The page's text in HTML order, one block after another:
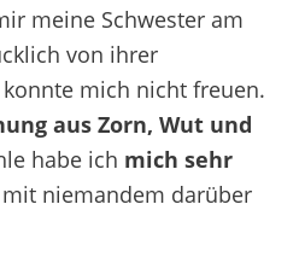
meine Schwester am
von ihrer
mich nicht freuen.
aus Zorn, Wut und
habe ich mich sehr
niemandem darüber